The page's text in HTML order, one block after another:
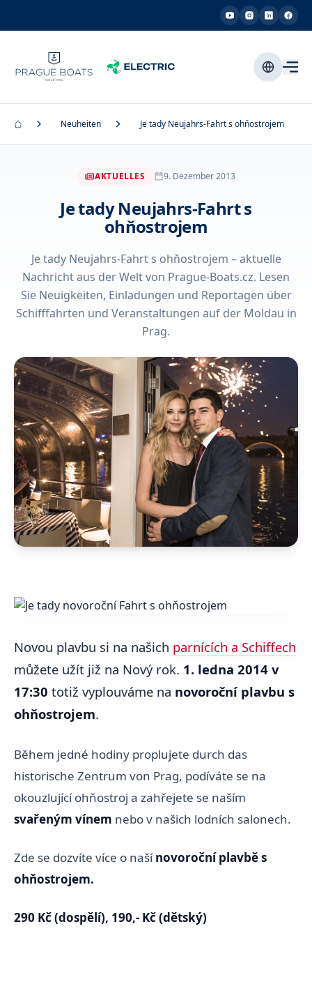
Neuheiten Je tady Neujahrs-Fahrt s ohňostrojem
AKTUELLES 9. Dezember 2013
Je tady Neujahrs-Fahrt s
ohňostrojem
Je tady Neujahrs-Fahrt s ohňostrojem – aktuelle
Nachricht aus der Welt von Prague-Boats.cz. Lesen
Sie Neuigkeiten, Einladungen und Reportagen über
Schifffahrten und Veranstaltungen auf der Moldau in
Prag.
Novou plavbu si na našich parnících a Schiffech
můžete užít již na Nový rok. 1. ledna 2014 v
17:30 totiž vyplouváme na novoroční plavbu s
ohňostrojem.
Během jedné hodiny proplujete durch das
historische Zentrum von Prag, podíváte se na
okouzlující ohňostroj a zahřejete se naším
svařeným vínem nebo v našich lodních salonech.
Zde se dozvíte více o našínovoroční plavbě s
ohňostrojem.
290 Kč (dospělí), 190,- Kč (dětský)